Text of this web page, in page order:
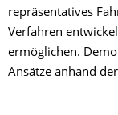
repräsentatives
Verfahren
ermöglichen.
Ansätze anhand